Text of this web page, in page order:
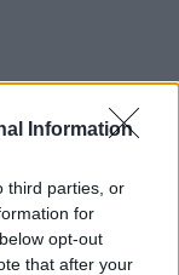
Information
third parties, or
for
opt-out
that after your